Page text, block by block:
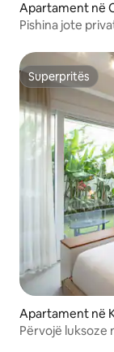
Apartament në
Pishina jote
Superpritës
Superpritës
Apartament në
Përvojë luksoze